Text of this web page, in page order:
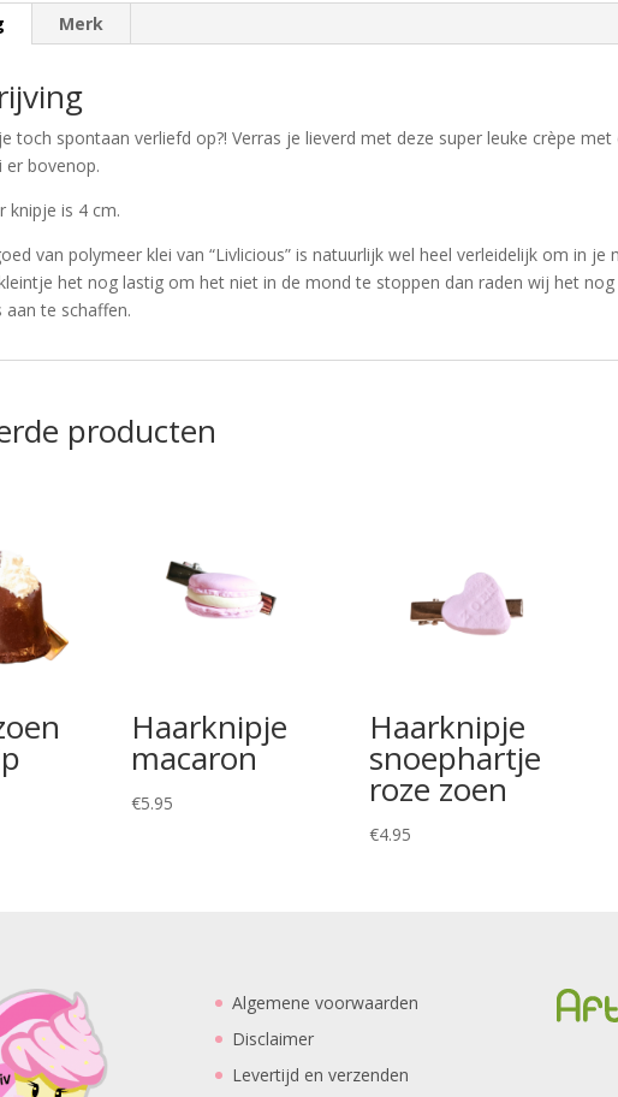
Merk
toch spontaan verliefd op?! Verras je lieverd met deze super leuke crèpe met
er bovenop.
knipje is 4 cm.
van polymeer klei van “Livlicious” is natuurlijk wel heel verleidelijk om in je
het nog lastig om het niet in de mond te stoppen dan raden wij het
aan te schaffen.
producten
Haarknipje
macaron
€5.95
Haarknipje
snoephartje
roze zoen
€4.95
Algemene voorwaarden
Disclaimer
Levertijd en verzenden